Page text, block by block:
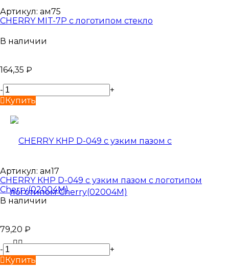
Артикул: ам75
CHERRY MIT-7P с логотипом стекло
В наличии
164,35 ₽
-
+
Купить
Артикул: ам17
CHERRY КНР D-049 с узким пазом с логотипом
Cherry(02004М)
В наличии
79,20 ₽
-
+
Купить